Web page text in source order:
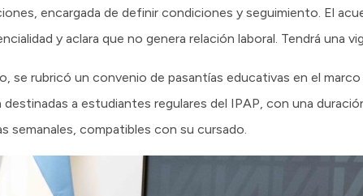
encargada de definir condiciones y seguimiento. El
y aclara que no genera relación laboral. Tendrá una
se rubricó un convenio de pasantías educativas en el
destinadas a estudiantes regulares del IPAP, con una
semanales, compatibles con su cursado.